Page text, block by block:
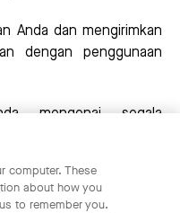
Anda dan mengirimkan
dengan penggunaan
mengenai segala
atau perubahan pada
menyelesaikan dan
computer. These
about how you
to remember you.